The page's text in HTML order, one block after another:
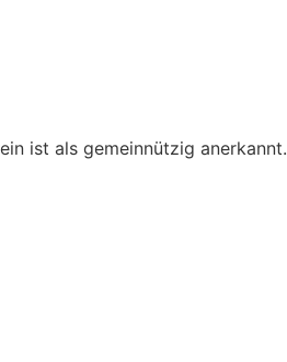
ist als gemeinnützig anerkannt.